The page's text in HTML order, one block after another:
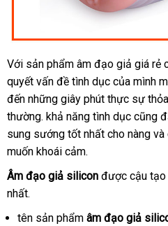
Với sản phẩm âm đạo giả giá rẻ
quyết vấn đề tình dục thanh
lý
của mình
đến hàng
Hiệu
những giây phút thực sự
thườngđổi
trả
. khả năng tình dục phụ
kiện
cũng
sung sướng tốt nhất cho nàng ở
và
muốn khoái cảm.
Âm đạo giả silicon tiki
được cậu tạo
nhất.
tên sản phẩm âm đạo giả